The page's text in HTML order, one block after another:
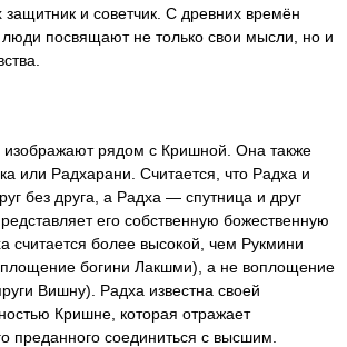
защитник и советчик. С древних времён
люди посвящают не только свои мысли, но и
изображают рядом с Кришной. Она также
или Радхарани. Считается, что Радха и
без друга, а Радха — спутница и друг
его собственную божественную
считается более высокой, чем Рукмини
богини Лакшми), а не воплощение
Вишну). Радха известна своей
Кришне, которая отражает
преданного соединиться с высшим.